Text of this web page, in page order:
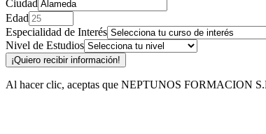
Ciudad
Edad
Especialidad de Interés
Nivel de Estudios
¡Quiero recibir información!
Al hacer clic, aceptas que NEPTUNOS FORMACION